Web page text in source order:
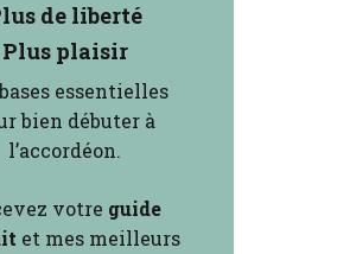
de liberté
Plus plaisir
essentielles
bien débuter à
l’accordéon.
votre guide
et mes meilleurs